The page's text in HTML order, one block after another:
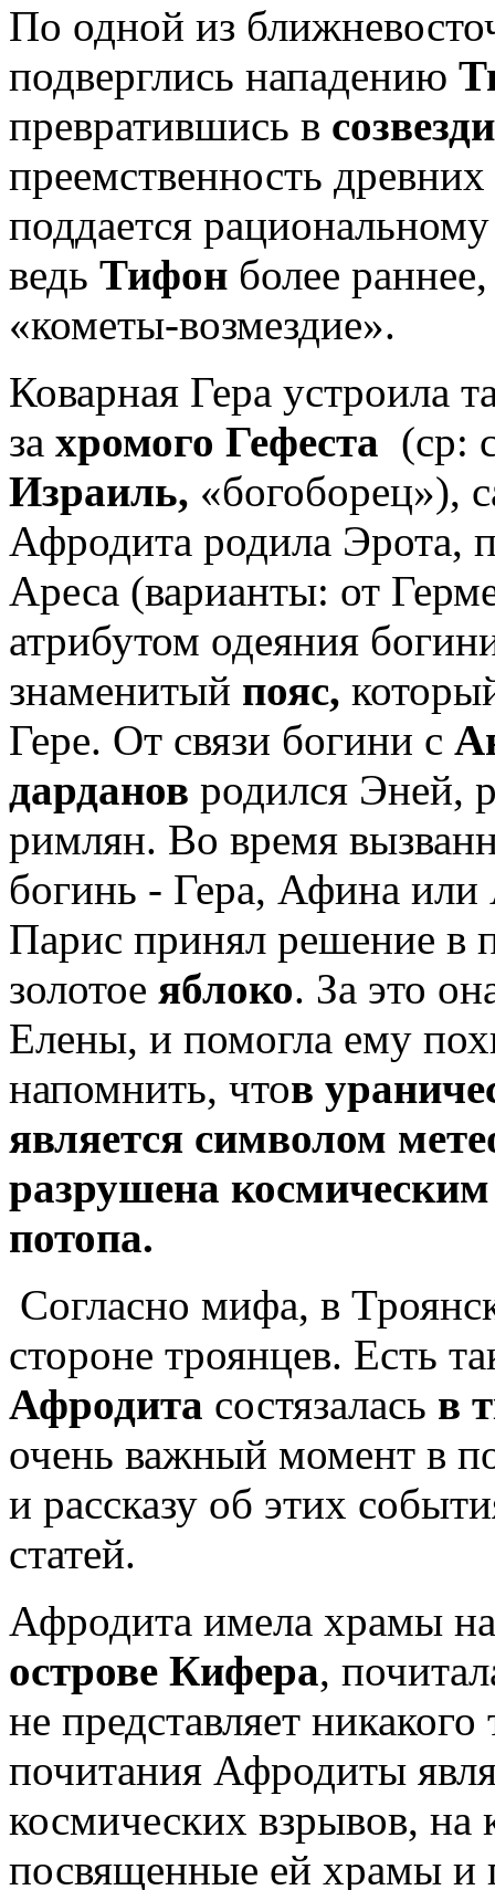
По одной из
подверглись нападению
превратившись в
преемственность
поддается
ведь Тифон более
«кометы-возмездие».
Коварная Гера устроила
за хромого Гефеста (ср:
Израиль, «богоборец»),
Афродита родила Эрота,
Ареса (варианты: от
атрибутом одеяния
знаменитый пояс,
Гере. От связи богини с
дарданов родился Эней,
римлян. Во время
богинь - Гера, Афина или
Парис принял решение в
золотое яблоко. За это
Елены, и помогла ему
напомнить, чтов
является символом
разрушена
потопа.
Согласно мифа, в
стороне троянцев. Есть
Афродита состязалась в
очень важный момент в
и рассказу об этих
статей.
Афродита имела храмы
острове Кифера,
не представляет
почитания Афродиты
космических взрывов,
посвященные ей храмы и